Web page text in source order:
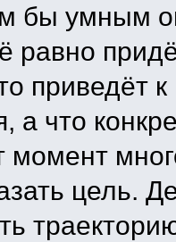
бы умным
равно
приведёт
а что
момент
цель.